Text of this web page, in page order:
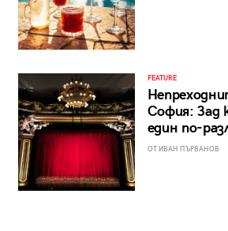
FEATURE
София: Зад
един по-
ОТ ИВАН ПЪРВАНОВ